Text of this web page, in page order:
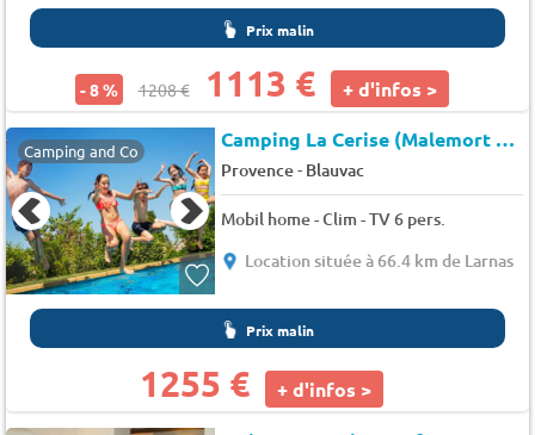
Prix malin
- 8 % 1208 € 1113 € + d'infos >
Camping and Co Camping La Cerise (Malemort Comtat à 5km)
Provence- Blauvac
Mobil home - Clim - TV 6 pers.
Location située à 66.4 km de Larnas
Prix malin
1255 € + d'infos >